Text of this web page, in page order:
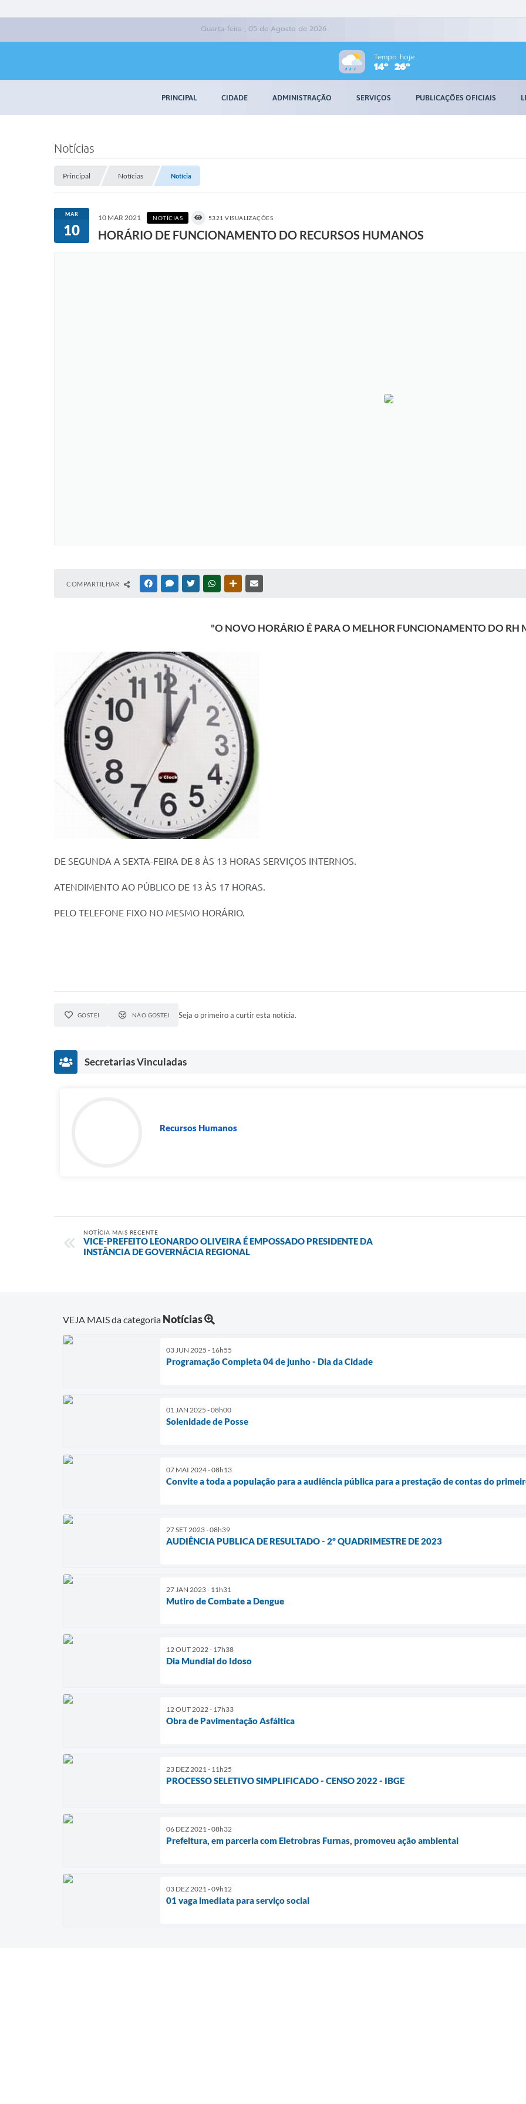
Quarta-feira , 05 de Agosto de 2026
Tempo hoje
14º 26º
PRINCIPAL CIDADE ADMINISTRAÇÃO SERVIÇOS PUBLICAÇÕES OFICIAIS
Notícias
Principal Notícias Notícia
MAR
10
10 MAR 2021 NOTÍCIAS 5321 VISUALIZAÇÕES
HORÁRIO DE FUNCIONAMENTO DO RECURSOS HUMANOS
COMPARTILHAR FACEBOOKMESSENGER
TWITTERWHATSAPPOUTRAS MÍDIAS
"O NOVO HORÁRIO É PARA O MELHOR FUNCIONAMENTO DO RH
DE SEGUNDA A SEXTA-FEIRA DE 8 ÀS 13 HORAS SERVIÇOS INTERNOS.
ATENDIMENTO AO PÚBLICO DE 13 ÀS 17 HORAS.
PELO TELEFONE FIXO NO MESMO HORÁRIO.
GOSTEI NÃO GOSTEI Seja o primeiro a curtir esta notícia.
Secretarias Vinculadas
Recursos Humanos
NOTÍCIA MAIS RECENTE
VICE-PREFEITO LEONARDO OLIVEIRA É EMPOSSADO PRESIDENTE DA
INSTÂNCIA DE GOVERNÂCIA REGIONAL
VEJA MAIS da categoria Notícias
03 JUN 2025 - 16h55
Programação Completa 04 de junho - Dia da Cidade
01 JAN 2025 - 08h00
Solenidade de Posse
07 MAI 2024 - 08h13
Convite a toda a população para a audiência pública para a prestação de contas do
27 SET 2023 - 08h39
AUDIÊNCIA PUBLICA DE RESULTADO - 2º QUADRIMESTRE DE 2023
27 JAN 2023 - 11h31
Mutiro de Combate a Dengue
12 OUT 2022 - 17h38
Dia Mundial do Idoso
12 OUT 2022 - 17h33
Obra de Pavimentação Asfáltica
23 DEZ 2021 - 11h25
PROCESSO SELETIVO SIMPLIFICADO - CENSO 2022 - IBGE
06 DEZ 2021 - 08h32
Prefeitura, em parceria com Eletrobras Furnas, promoveu ação ambiental
03 DEZ 2021 - 09h12
01 vaga imediata para serviço social